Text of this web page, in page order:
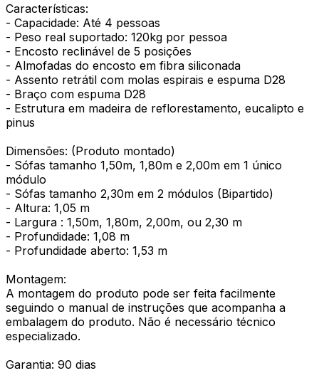
Características:
- Capacidade: Até 4 pessoas
- Peso real suportado: 120kg por pessoa
- Encosto reclinável de 5 posições
- Almofadas do encosto em fibra siliconada
- Assento retrátil com molas espirais e espuma D28
- Braço com espuma D28
- Estrutura em madeira de reflorestamento, eucalipto e
pinus
Dimensões: (Produto montado)
- Sófas tamanho 1,50m, 1,80m e 2,00m em 1 único
módulo
- Sófas tamanho 2,30m em 2 módulos (Bipartido)
- Altura: 1,05 m
- Largura : 1,50m, 1,80m, 2,00m, ou 2,30 m
- Profundidade: 1,08 m
- Profundidade aberto: 1,53 m
Montagem:
A montagem do produto pode ser feita facilmente
seguindo o manual de instruções que acompanha a
embalagem do produto. Não é necessário técnico
especializado.
Garantia: 90 dias